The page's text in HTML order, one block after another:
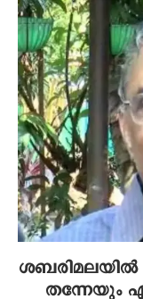
ശബരിമലയില്‍
തന്നേയും